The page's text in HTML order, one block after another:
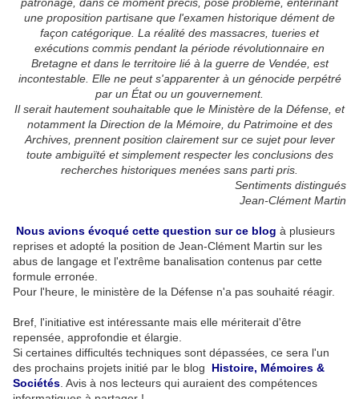
une proposition partisane que l'examen historique dément de
façon catégorique. La réalité des massacres, tueries et
exécutions commis pendant la période révolutionnaire en
Bretagne et dans le territoire lié à la guerre de Vendée, est
incontestable. Elle ne peut s'apparenter à un génocide perpétré
par un État ou un gouvernement.
Il serait hautement souhaitable que le Ministère de la Défense, et
notamment la Direction de la Mémoire, du Patrimoine et des
Archives, prennent position clairement sur ce sujet pour lever
toute ambiguïté et simplement respecter les conclusions des
recherches historiques menées sans parti pris.
Sentiments distingués
Jean-Clément Martin
Nous avions évoqué cette question sur ce blog à plusieurs
reprises et adopté la position de Jean-Clément Martin sur les
abus de langage et l'extrême banalisation contenus par cette
formule erronée.
Pour l'heure, le ministère de la Défense n'a pas souhaité réagir.
Bref, l'initiative est intéressante mais elle mériterait d'être
repensée, approfondie et élargie.
Si certaines difficultés techniques sont dépassées, ce sera l'un
des prochains projets initié par le blog
Histoire, Mémoires &
Sociétés . Avis à nos lecteurs qui auraient des compétences